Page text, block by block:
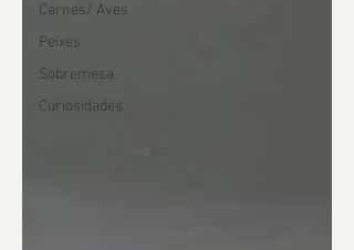
Carnes/ Aves
Peixes
Sobremesa
Curiosidades